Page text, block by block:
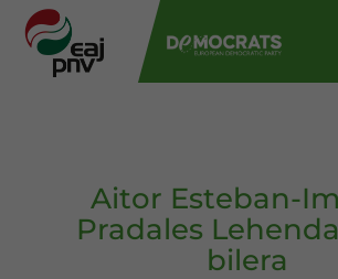
Aitor Esteban-
Pradales
bilera